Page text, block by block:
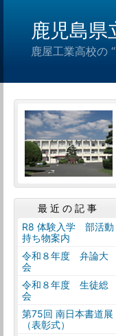
鹿児島
鹿屋工業高校の
最近の記事
R8 体験入学 部活動
持ち物案内
令和８年度 弁論大
会
令和８年度 生徒総
会
第75回 南日本書道展
（表彰式）